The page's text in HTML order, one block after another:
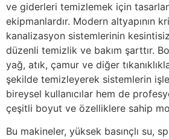
ve giderleri temizlemek için
ekipmanlardır. Modern altyapının
kanalizasyon sistemlerinin
düzenli temizlik ve bakım şarttır.
yağ, atık, çamur ve diğer
şekilde temizleyerek sistemlerin
bireysel kullanıcılar hem de
çeşitli boyut ve özelliklere sahip
Bu makineler, yüksek basınçlı su,